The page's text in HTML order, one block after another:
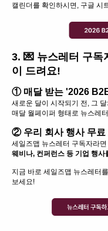
캘린더를 확인하시면, 구글 시
3. 💌 뉴스레터 구독
이 드려요!
① 매달 받는 '2026
새로운 달이 시작되기 전, 그
매달 월페이퍼 형태로 뉴스레
② 우리 회사 행사 무료
세일즈맵 뉴스레터 구독자라면
웨비나, 컨퍼런스 등 기업 행사
지금 바로 세일즈맵 뉴스레터
보세요!